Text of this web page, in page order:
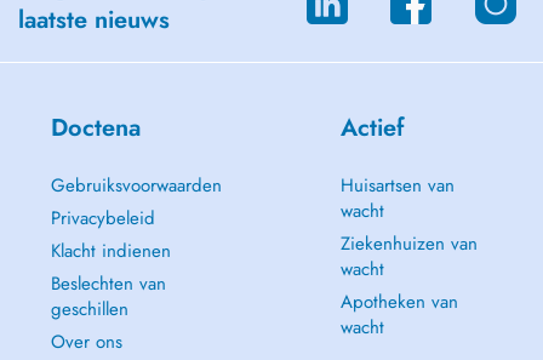
laatste nieuws
Doctena
Gebruiksvoorwaarden
Privacybeleid
Klacht indienen
Beslechten van
geschillen
Over ons
Actief
Huisartsen van
wacht
Ziekenhuizen van
wacht
Apotheken van
wacht